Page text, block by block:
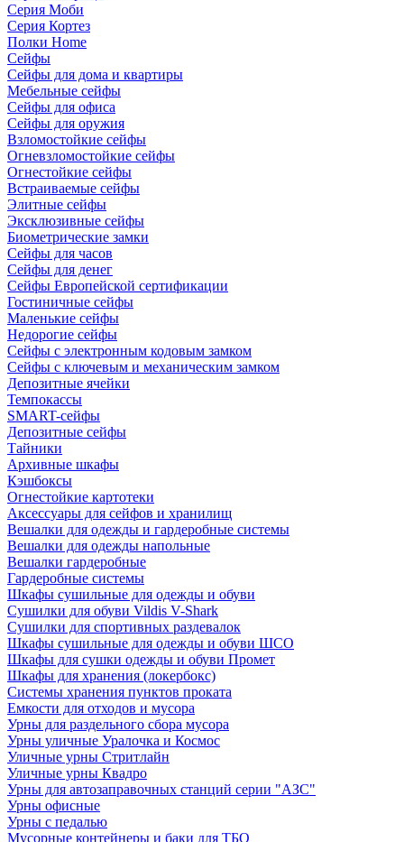
Серия Моби
Серия Кортез
Полки Home
Сейфы
Сейфы для дома и квартиры
Мебельные сейфы
Сейфы для офиса
Сейфы для оружия
Взломостойкие сейфы
Огневзломостойкие сейфы
Огнестойкие сейфы
Встраиваемые сейфы
Элитные сейфы
Эксклюзивные сейфы
Биометрические замки
Сейфы для часов
Сейфы для денег
Сейфы Европейской сертификации
Гостиничные сейфы
Маленькие сейфы
Недорогие сейфы
Сейфы с электронным кодовым замком
Сейфы с ключевым и механическим замком
Депозитные ячейки
Темпокассы
SMART-сейфы
Депозитные сейфы
Тайники
Архивные шкафы
Кэшбоксы
Огнестойкие картотеки
Аксессуары для сейфов и хранилищ
Вешалки для одежды и гардеробные системы
Вешалки для одежды напольные
Вешалки гардеробные
Гардеробные системы
Шкафы сушильные для одежды и обуви
Сушилки для обуви Vildis V-Shark
Сушилки для спортивных раздевалок
Шкафы сушильные для одежды и обуви ШСО
Шкафы для сушки одежды и обуви Промет
Шкафы для хранения (локербокс)
Системы хранения пунктов проката
Емкости для отходов и мусора
Урны для раздельного сбора мусора
Урны уличные Уралочка и Космос
Уличные урны Стритлайн
Уличные урны Квадро
Урны для автозаправочных станций серии "АЗС"
Урны офисные
Урны с педалью
Мусорные контейнеры и баки для ТБО